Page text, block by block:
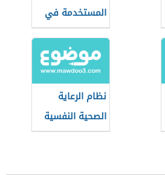
المستخدمة في
طب النساء
والتوليد
نظام الرعاية
الصحية النفسية
(نظام سعودي)